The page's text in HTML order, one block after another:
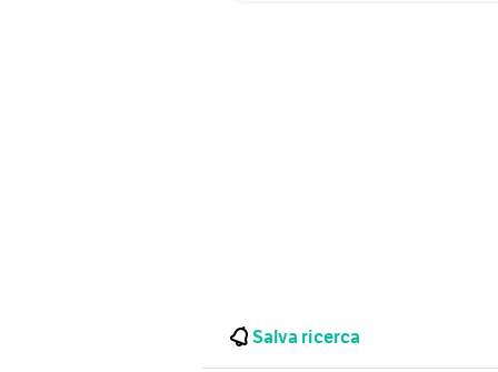
Salva ricerca